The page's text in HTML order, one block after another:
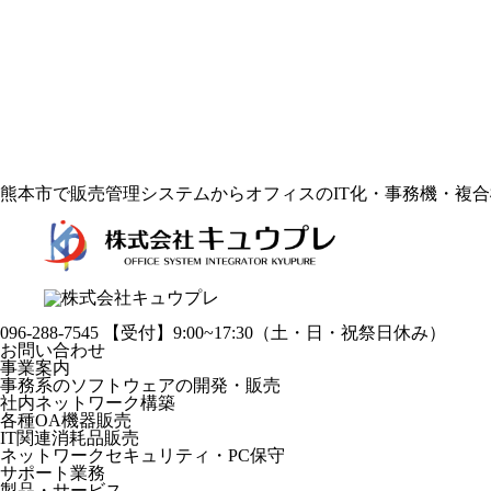
熊本市で販売管理システムからオフィスのIT化・事務機・複
096-288-7545
【受付】9:00~17:30（土・日・祝祭日休み）
お問い合わせ
事業案内
事務系のソフトウェアの開発・販売
社内ネットワーク構築
各種OA機器販売
IT関連消耗品販売
ネットワークセキュリティ・PC保守
サポート業務